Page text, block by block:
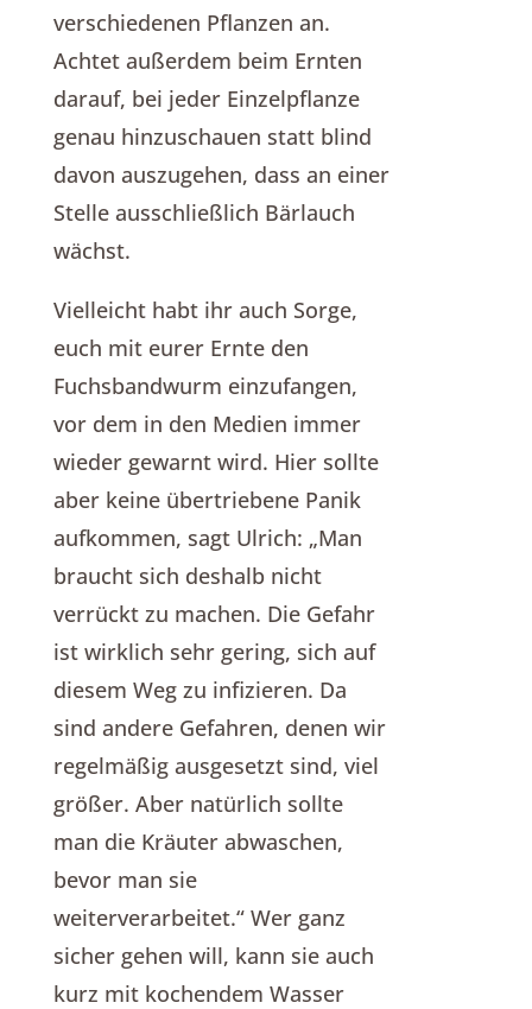
verschiedenen Pflanzen an.
Achtet außerdem beim Ernten
darauf, bei jeder Einzelpflanze
genau hinzuschauen statt blind
davon auszugehen, dass an einer
Stelle ausschließlich Bärlauch
wächst.
Vielleicht habt ihr auch Sorge,
euch mit eurer Ernte den
Fuchsbandwurm einzufangen,
vor dem in den Medien immer
wieder gewarnt wird. Hier sollte
aber keine übertriebene Panik
aufkommen, sagt Ulrich: „Man
braucht sich deshalb nicht
verrückt zu machen. Die Gefahr
ist wirklich sehr gering, sich auf
diesem Weg zu infizieren. Da
sind andere Gefahren, denen wir
regelmäßig ausgesetzt sind, viel
größer. Aber natürlich sollte
man die Kräuter abwaschen,
bevor man sie
weiterverarbeitet.“ Wer ganz
sicher gehen will, kann sie auch
kurz mit kochendem Wasser